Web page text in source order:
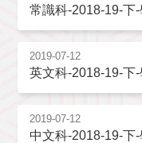
常識科-2018-19-下
2019-07-12
英文科-2018-19-下
2019-07-12
中文科-2018-19-下